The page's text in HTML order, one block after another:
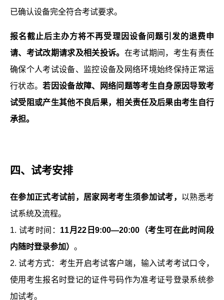
已确认设备完全符合考试要求。
报名截止后主办方将不再受理因设备问题引发的退费申
请、考试改期请求及相关投诉。 在考试期间，考生有责任
确保个人考试设备、监控设备及网络环境始终保持正常运
行状态。若因设备故障、网络问题等考生自身原因导致考
试受阻或产生其他不良后果，相关责任及后果由考生自行
承担。
四、 试考安排
在参加正式考试前，居家网考考生须参加试考， 以熟悉考
试系统及流程。
1. 试考时间： 11月22日9:00—20:00（考生可在此时间段
内随时登录参加） 。
2. 试考方式：考生开启考试客户端，输入试考考试口令，
使用考生报名时登记的证件号码作为准考证号登录系统参
加试考。